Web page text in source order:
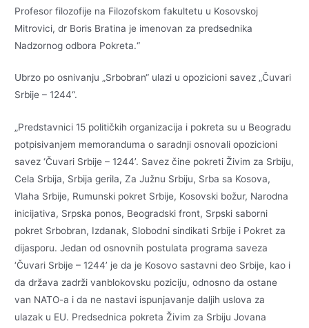
Profesor filozofije na Filozofskom fakultetu u Kosovskoj
Mitrovici, dr Boris Bratina je imenovan za predsednika
Nadzornog odbora Pokreta.“
Ubrzo po osnivanju „Srbobran“ ulazi u opozicioni savez „Čuvari
Srbije – 1244“.
„Predstavnici 15 političkih organizacija i pokreta su u Beogradu
potpisivanjem memoranduma o saradnji osnovali opozicioni
savez ‘Čuvari Srbije – 1244’. Savez čine pokreti Živim za Srbiju,
Cela Srbija, Srbija gerila, Za Južnu Srbiju, Srba sa Kosova,
Vlaha Srbije, Rumunski pokret Srbije, Kosovski božur, Narodna
inicijativa, Srpska ponos, Beogradski front, Srpski saborni
pokret Srbobran, Izdanak, Slobodni sindikati Srbije i Pokret za
dijasporu. Jedan od osnovnih postulata programa saveza
‘Čuvari Srbije – 1244’ je da je Kosovo sastavni deo Srbije, kao i
da država zadrži vanblokovsku poziciju, odnosno da ostane
van NATO-a i da ne nastavi ispunjavanje daljih uslova za
ulazak u EU. Predsednica pokreta Živim za Srbiju Jovana